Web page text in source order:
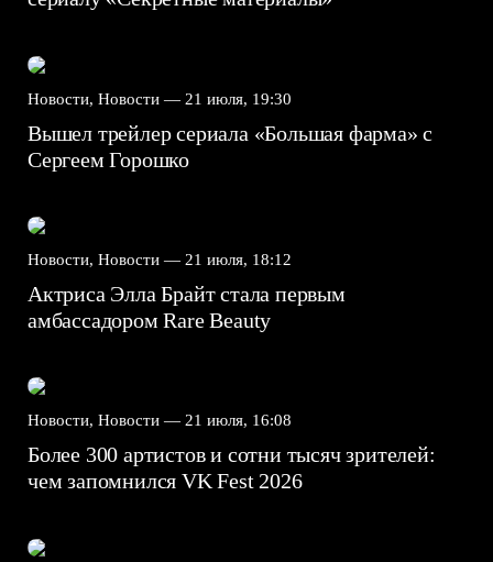
Новости, Новости — 21 июля, 19:30
Вышел трейлер сериала «Большая фарма» с
Сергеем Горошко
Новости, Новости — 21 июля, 18:12
Актриса Элла Брайт стала первым
амбассадором Rare Beauty
Новости, Новости — 21 июля, 16:08
Более 300 артистов и сотни тысяч зрителей:
чем запомнился VK Fest 2026